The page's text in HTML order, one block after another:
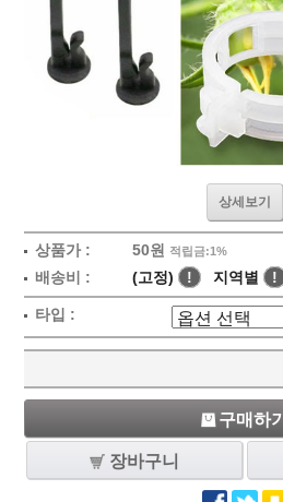
상세보기
상품가 : 50원 적립금:1%
배송비 : (고정) ! 지역별 !
타입 :
구매하기
장바구니